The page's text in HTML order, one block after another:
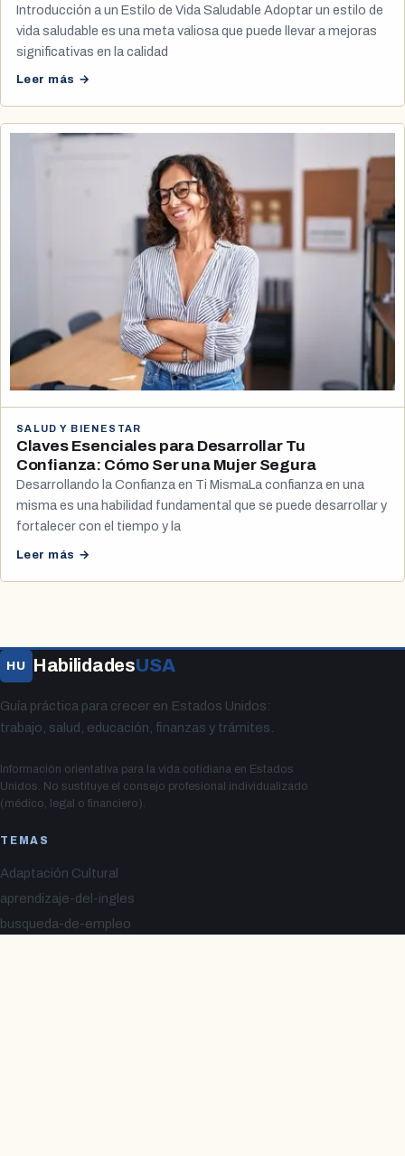
Introducción a un Estilo de Vida Saludable Adoptar un estilo de
vida saludable es una meta valiosa que puede llevar a mejoras
significativas en la calidad
Leer más →
SALUD Y BIENESTAR
Claves Esenciales para Desarrollar Tu
Confianza: Cómo Ser una Mujer Segura
Desarrollando la Confianza en Ti MismaLa confianza en una
misma es una habilidad fundamental que se puede desarrollar y
fortalecer con el tiempo y la
Leer más →
HU HabilidadesUSA
Guía práctica para crecer en Estados Unidos:
trabajo, salud, educación, finanzas y trámites.
Información orientativa para la vida cotidiana en Estados
Unidos. No sustituye el consejo profesional individualizado
(médico, legal o financiero).
TEMAS
Adaptación Cultural
aprendizaje-del-ingles
busqueda-de-empleo